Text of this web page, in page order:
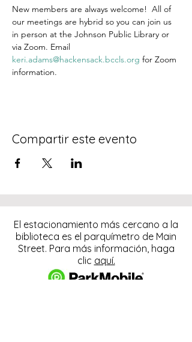
New members are always welcome!  All of
our meetings are hybrid so you can join us
in person at the Johnson Public Library or
via Zoom. Email
keri.adams@hackensack.bccls.org for Zoom
information.
Compartir este evento
El estacionamiento más cercano a la
biblioteca es el parquímetro de Main
Street. Para más información, haga
clic aquí.